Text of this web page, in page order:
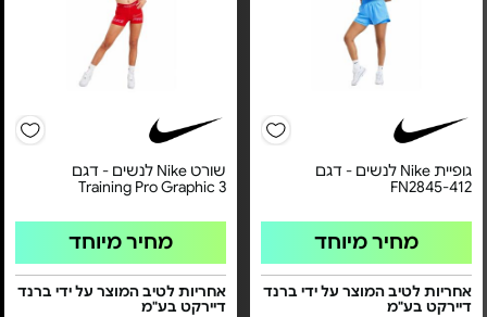
גופיית Nike לנשים - דגם
FN2845-412
מחיר מיוחד
אחריות לטיב המוצר על ידי ברנד
דיירקט בע"מ
שורט Nike לנשים - דגם
Training Pro Graphic 3
מחיר מיוחד
אחריות לטיב המוצר על ידי ברנד
דיירקט בע"מ